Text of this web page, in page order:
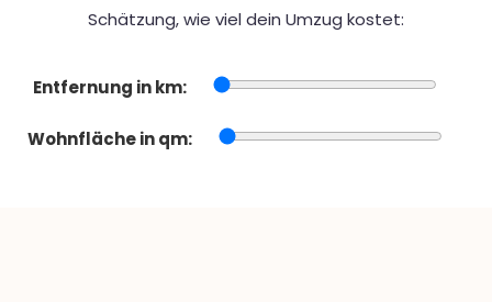
Schätzung, wie viel dein Umzug kostet:
Entfernung in km:
Wohnfläche in qm: